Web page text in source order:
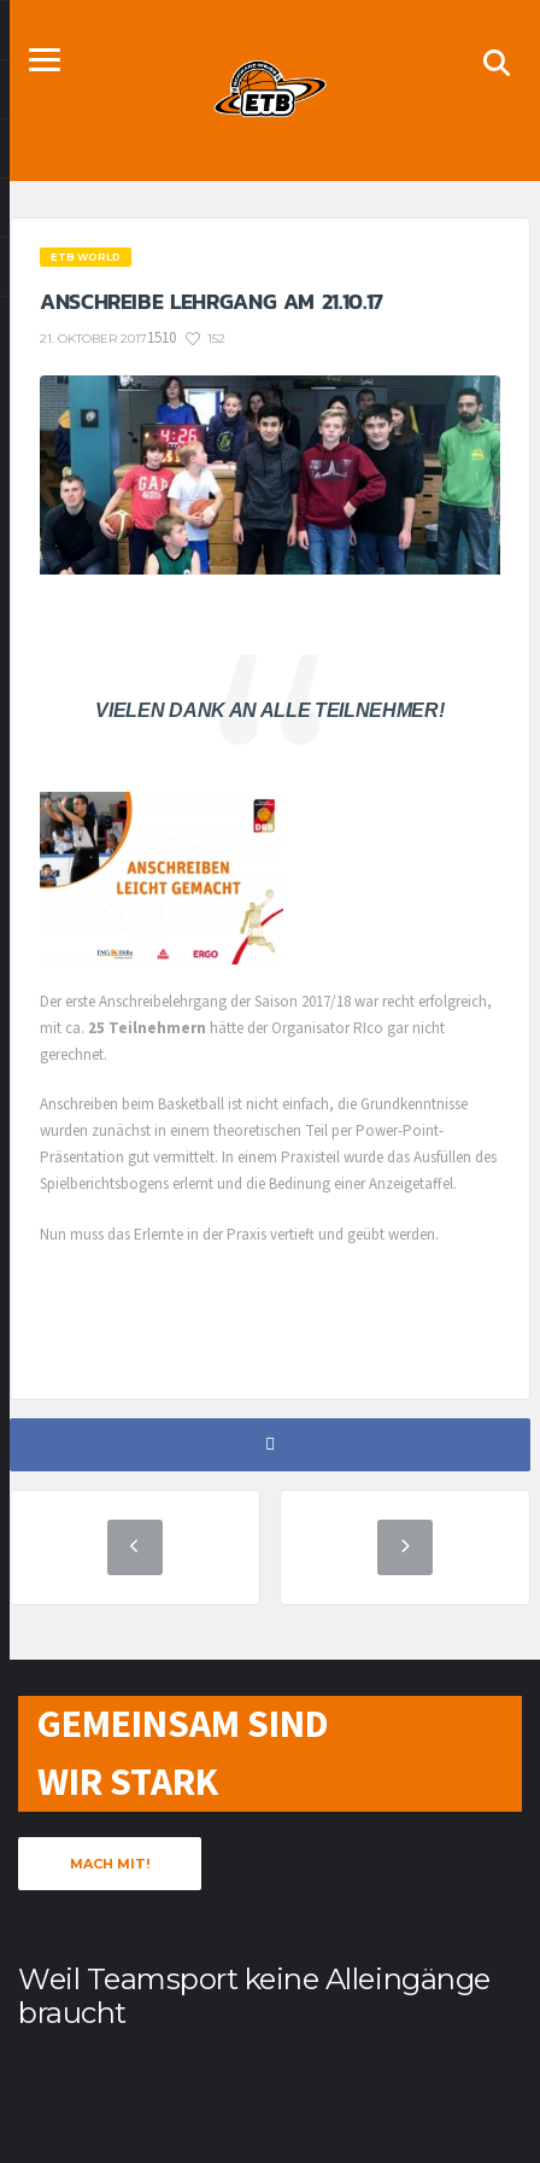
ETB WORLD
ANSCHREIBE LEHRGANG AM 21.10.17
21. OKTOBER 20171510 152
VIELEN DANK AN ALLE TEILNEHMER!
Der erste Anschreibelehrgang der Saison 2017/18 war recht erfolgreich,
mit ca. 25 Teilnehmern hätte der Organisator RIco gar nicht
gerechnet.
Anschreiben beim Basketball ist nicht einfach, die Grundkenntnisse
wurden zunächst in einem theoretischen Teil per Power-Point-
Präsentation gut vermittelt. In einem Praxisteil wurde das Ausfüllen des
Spielberichtsbogens erlernt und die Bedinung einer Anzeigetaffel.
Nun muss das Erlernte in der Praxis vertieft und geübt werden.
GEMEINSAM SIND
WIR STARK
MACH MIT!
Weil Teamsport keine Alleingänge
braucht